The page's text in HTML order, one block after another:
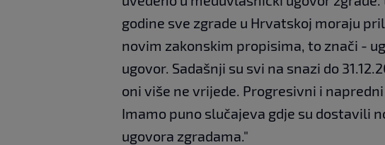
godine sve zgrade u Hrvatskoj moraju
novim zakonskim propisima, to znači -
ugovor. Sadašnji su svi na snazi do
oni više ne vrijede. Progresivni i
Imamo puno slučajeva gdje su dostavili
ugovora zgradama."